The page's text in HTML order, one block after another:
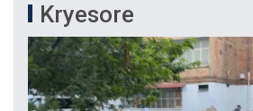
Kryesore